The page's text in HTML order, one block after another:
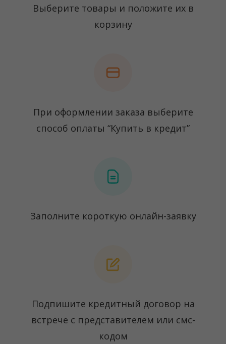
Выберите товары и положите их в
корзину
При оформлении заказа выберите
способ оплаты “Купить в кредит”
Заполните короткую онлайн-заявку
Подпишите кредитный договор на
встрече с представителем или смс-
кодом